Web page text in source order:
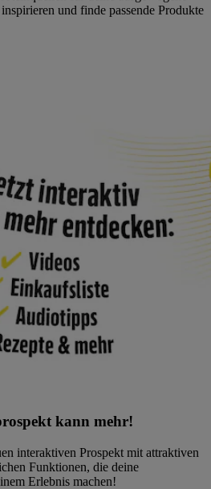
und finde passende Produkte
kann mehr!
interaktiven Prospekt mit attraktiven
Funktionen, die deine
Erlebnis machen!